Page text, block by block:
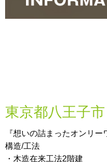
東京都八王子
『想いの詰まったオンリー
構造/工法
・木造在来工法2階建